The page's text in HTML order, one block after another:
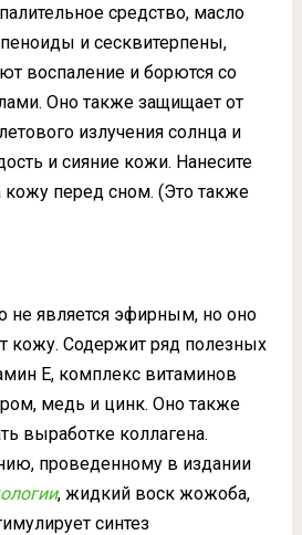
средство, масло
и сесквитерпены,
воспаление и борются со
Оно также защищает от
излучения солнца и
и сияние кожи. Нанесите
кожу перед сном. (Это также
не является эфирным, но оно
кожу. Содержит ряд полезных
Е, комплекс витаминов
медь и цинк. Оно также
выработке коллагена.
проведенному в издании
, жидкий воск жожоба,
синтез